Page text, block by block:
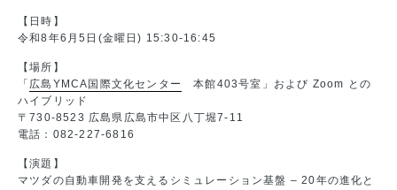
【日時】
令和8年6月5日(金曜日) 15:30-16:45
【場所】
「 広島YMCA国際文化センター 本館403号室 」および Zoom との
ハイブリッド
〒730-8523 広島県広島市中区八丁堀7-11
電話：082-227-6816
【演題】
マツダの自動車開発を支えるシミュレーション基盤 – 20年の進化と